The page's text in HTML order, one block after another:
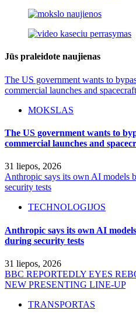
Jūs praleidote naujienas
The US government wants to
commercial launches and
MOKSLAS
The US government wants to
commercial launches and
31 liepos, 2026
Anthropic says its own AI models
security tests
TECHNOLOGIJOS
Anthropic says its own AI
during security tests
31 liepos, 2026
BBC REPORTEDLY EYES
NEW PRESENTING LINE-UP
TRANSPORTAS